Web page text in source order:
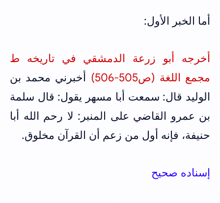
أما الخبر الأول:
أخرجه أبو زرعة الدمشقي في تاريخه ط
مجمع اللغة (ص505-506)
أخبرني محمد بن
الوليد قال: سمعت أبا مسهر يقول: قال سلمة
بن عمرو القاضي على المنبر: لا رحم الله أبا
حنيفة، فإنه أول من زعم أن القرآن مخلوق.
إسناده صحيح